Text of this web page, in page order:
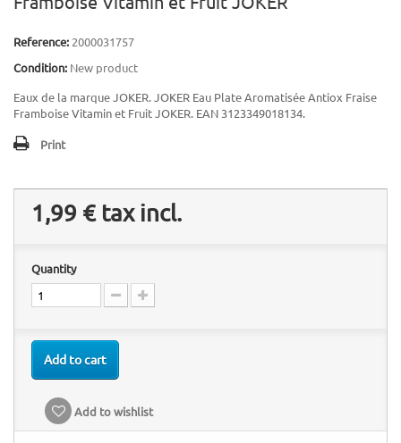
Reference: 2000031757
Condition: New product
Eaux de la marque JOKER. JOKER Eau Plate Aromatisée Antiox Fraise
Framboise Vitamin et Fruit JOKER. EAN 3123349018134.
Print
1,99 €tax incl.
Quantity
Add to cart
Add to wishlist